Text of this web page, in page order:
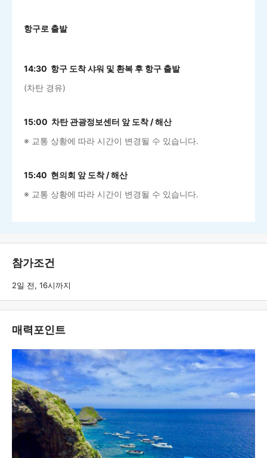
항구로 출발
14:30 항구 도착 샤워 및 환복 후 항구 출발
(차탄 경유)
15:00 차탄 관광정보센터 앞 도착 / 해산
※ 교통 상황에 따라 시간이 변경될 수 있습니다.
15:40 현의회 앞 도착 / 해산
※ 교통 상황에 따라 시간이 변경될 수 있습니다.
참가조건
2일 전, 16시까지
매력포인트